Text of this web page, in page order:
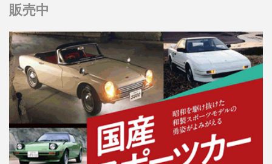
販売中